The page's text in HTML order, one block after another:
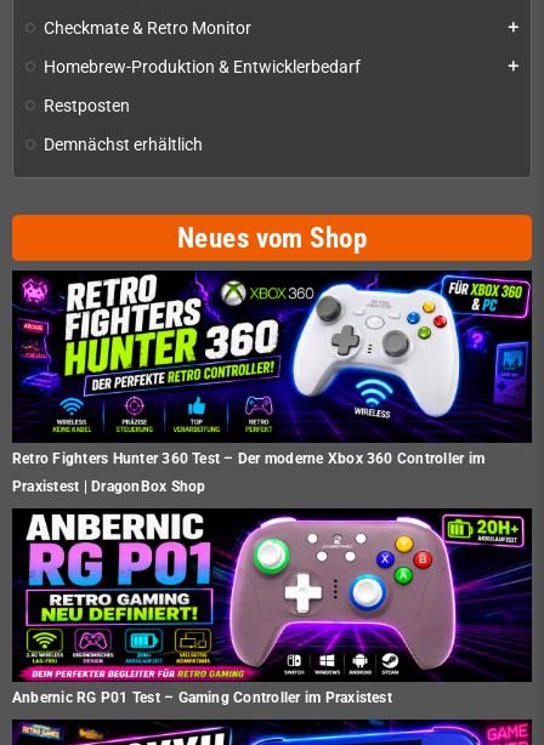
Checkmate & Retro Monitor add
Homebrew-Produktion & Entwicklerbedarf add
Restposten
Demnächst erhältlich
Neues vom Shop
Retro Fighters Hunter 360 Test – Der moderne Xbox 360 Controller im
Praxistest | DragonBox Shop
Anbernic RG P01 Test – Gaming Controller im Praxistest